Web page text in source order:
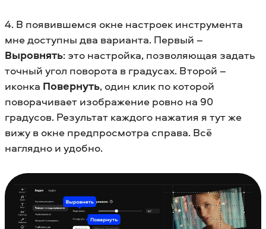
4. В появившемся окне настроек инструмента
мне доступны два варианта. Первый –
Выровнять: это настройка, позволяющая задать
точный угол поворота в градусах. Второй –
иконка Повернуть, один клик по которой
поворачивает изображение ровно на 90
градусов. Результат каждого нажатия я тут же
вижу в окне предпросмотра справа. Всё
наглядно и удобно.